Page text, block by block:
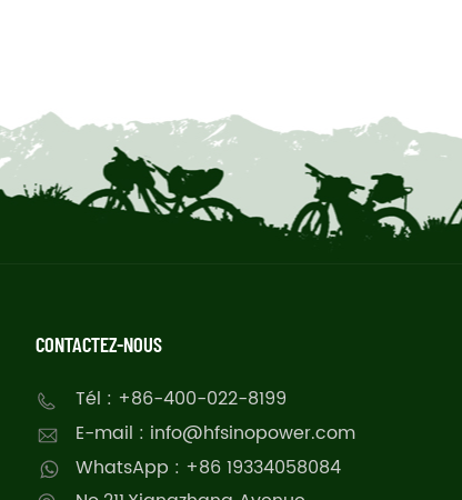
CONTACTEZ-NOUS
Tél : +86-400-022-8199
E-mail : info@hfsinopower.com
WhatsApp : +86 19334058084